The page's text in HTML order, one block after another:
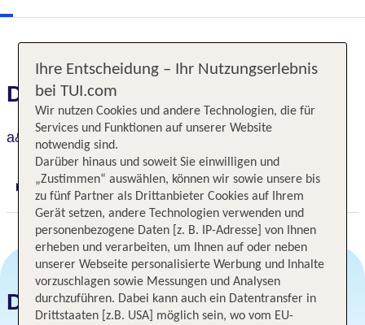
Das erwartet Sie
a&o Stuttgart City
Digitaler und telefonischer 24/7 TUI Service
Datum und Preise
Ihre Entscheidung – Ihr Nutzungserlebnis
bei TUI.com
Wir nutzen Cookies und andere Technologien, die für
Services und Funktionen auf unserer Website
notwendig sind.
Darüber hinaus und soweit Sie einwilligen und
„Zustimmen“ auswählen, können wir sowie unsere bis
zu fünf Partner als Drittanbieter Cookies auf Ihrem
Gerät setzen, andere Technologien verwenden und
personenbezogene Daten [z. B. IP-Adresse] von Ihnen
erheben und verarbeiten, um Ihnen auf oder neben
unserer Webseite personalisierte Werbung und Inhalte
vorzuschlagen sowie Messungen und Analysen
durchzuführen. Dabei kann auch ein Datentransfer in
Drittstaaten [z.B. USA] möglich sein, wo vom EU-